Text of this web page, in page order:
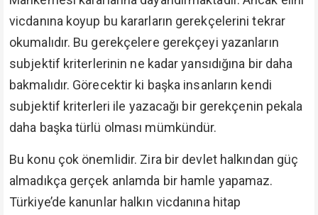
vicdanına koyup bu kararların gerekçelerini tekrar
okumalıdır. Bu gerekçelere gerekçeyi yazanların
subjektif kriterlerinin ne kadar yansıdığına bir daha
bakmalıdır. Görecektir ki başka insanların kendi
subjektif kriterleri ile yazacağı bir gerekçenin pekala
daha başka türlü olması mümkündür.
Bu konu çok önemlidir. Zira bir devlet halkından güç
almadıkça gerçek anlamda bir hamle yapamaz.
Türkiye’de kanunlar halkın vicdanına hitap